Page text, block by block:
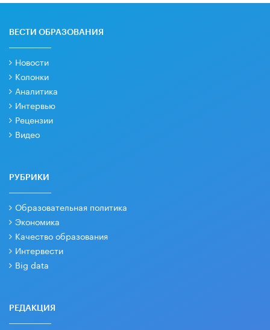
ВЕСТИ ОБРАЗОВАНИЯ
Новости
Колонки
Аналитика
Интервью
Рецензии
Видео
РУБРИКИ
Образовательная политика
Экономика
Качество образования
Интервести
Big data
РЕДАКЦИЯ